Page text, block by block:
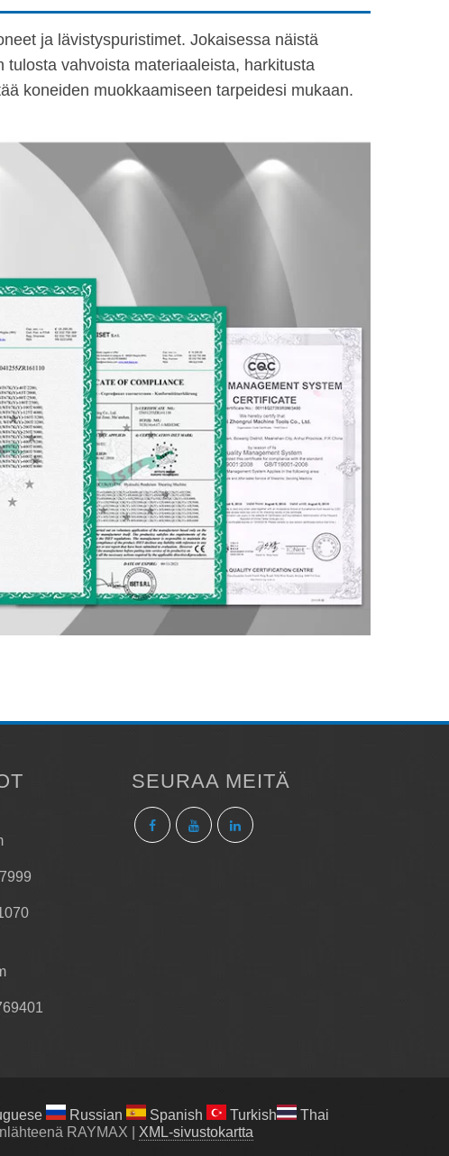
ja lävistyspuristimet. Jokaisessa näistä
tulosta vahvoista materiaaleista, harkitusta
koneiden muokkaamiseen tarpeidesi mukaan.
SEURAA MEITÄ
Russian Spanish Turkish
Thai
RAYMAX XML-sivustokartta